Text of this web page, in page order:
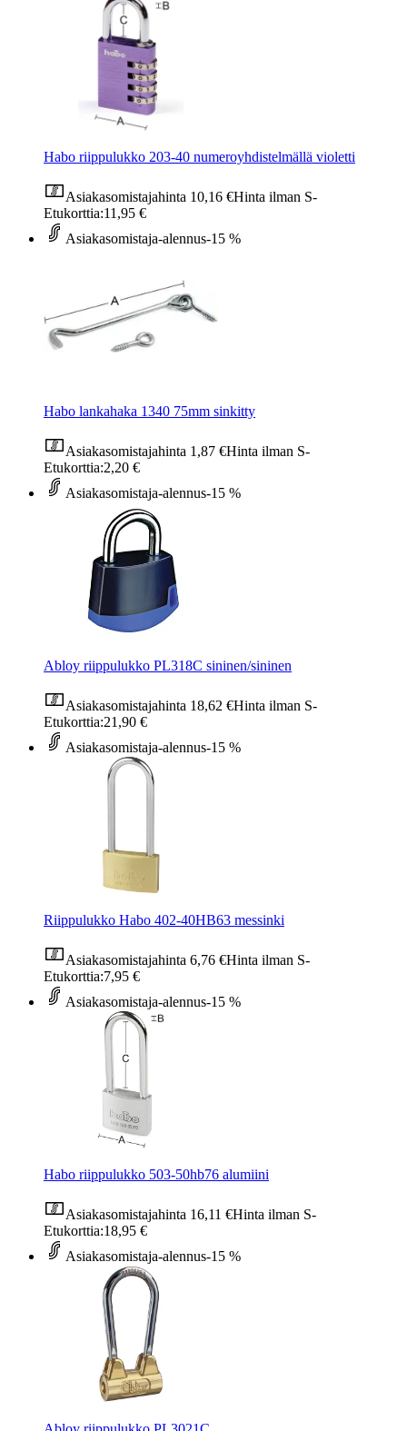
Habo riippulukko 203-40 numeroyhdistelmällä violetti
Asiakasomistajahinta 10,16 €Hinta ilman S-
Etukorttia:11,95 €
Asiakasomistaja-alennus-15 %
Habo lankahaka 1340 75mm sinkitty
Asiakasomistajahinta 1,87 €Hinta ilman S-
Etukorttia:2,20 €
Asiakasomistaja-alennus-15 %
Abloy riippulukko PL318C sininen/sininen
Asiakasomistajahinta 18,62 €Hinta ilman S-
Etukorttia:21,90 €
Asiakasomistaja-alennus-15 %
Riippulukko Habo 402-40HB63 messinki
Asiakasomistajahinta 6,76 €Hinta ilman S-
Etukorttia:7,95 €
Asiakasomistaja-alennus-15 %
Habo riippulukko 503-50hb76 alumiini
Asiakasomistajahinta 16,11 €Hinta ilman S-
Etukorttia:18,95 €
Asiakasomistaja-alennus-15 %